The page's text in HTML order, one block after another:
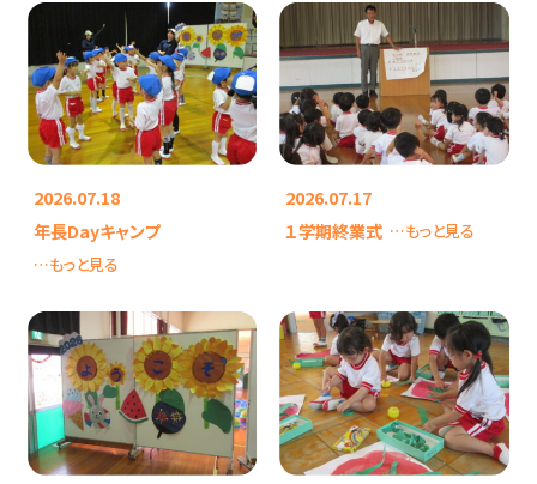
2026.07.18
年長Dayキャンプ
…もっと見る
2026.07.17
１学期終業式 …もっと見る